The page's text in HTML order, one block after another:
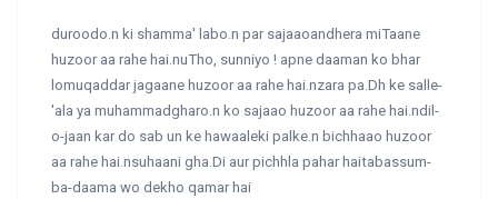
duroodo.n ki shamma' labo.n par sajaaoandhera miTaane
huzoor aa rahe hai.nuTho, sunniyo ! apne daaman ko bhar
lomuqaddar jagaane huzoor aa rahe hai.nzara pa.Dh ke salle-
'ala ya muhammadgharo.n ko sajaao huzoor aa rahe hai.ndil-
o-jaan kar do sab un ke hawaaleki palke.n bichhaao huzoor
aa rahe hai.nsuhaani gha.Di aur pichhla pahar haitabassum-
ba-daama wo dekho qamar hai